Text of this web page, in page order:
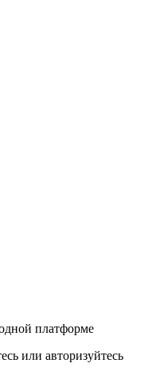
платформе
или авторизуйтесь